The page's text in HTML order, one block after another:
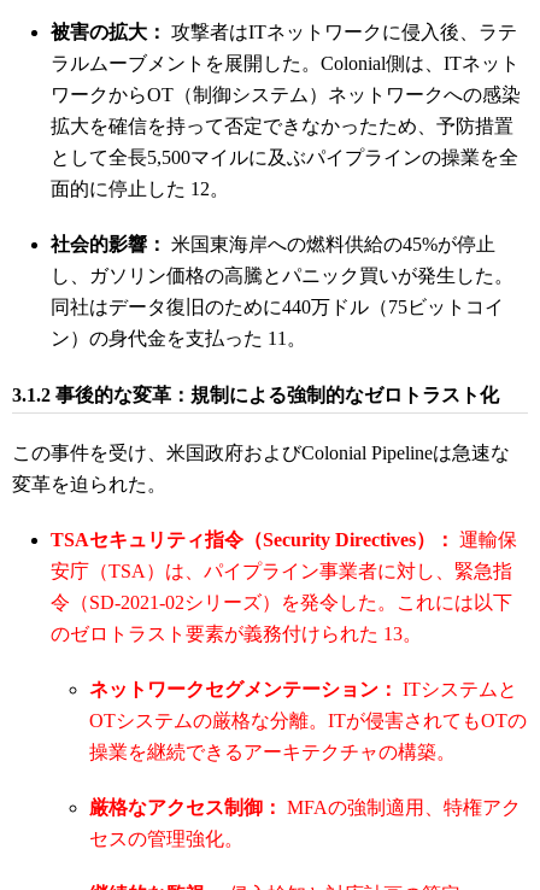
被害の拡大： 攻撃者はITネットワークに侵入後、ラテ
ラルムーブメントを展開した。Colonial側は、ITネット
ワークからOT（制御システム）ネットワークへの感染
拡大を確信を持って否定できなかったため、予防措置
として全長5,500マイルに及ぶパイプラインの操業を全
面的に停止した 12。
社会的影響： 米国東海岸への燃料供給の45%が停止
し、ガソリン価格の高騰とパニック買いが発生した。
同社はデータ復旧のために440万ドル（75ビットコイ
ン）の身代金を支払った 11 。
3.1.2 事後的な変革：規制による強制的なゼロトラスト化
この事件を受け、米国政府およびColonial Pipelineは急速な
変革を迫られた。
TSAセキュリティ指令（Security Directives）： 運輸保
安庁（TSA）は、パイプライン事業者に対し、緊急指
令（SD-2021-02シリーズ）を発令した。これには以下
のゼロトラスト要素が義務付けられた 13。
ネットワークセグメンテーション： ITシステムと
OTシステムの厳格な分離。ITが侵害されてもOTの
操業を継続できるアーキテクチャの構築。
厳格なアクセス制御： MFAの強制適用、特権アク
セスの管理強化。